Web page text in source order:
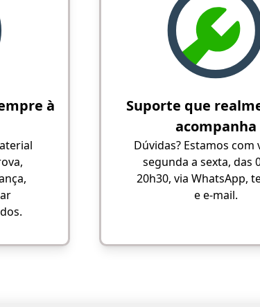
à
Suporte que
acompanha
Dúvidas? Estamos com
segunda a sexta, das
20h30, via WhatsApp,
e e-mail.